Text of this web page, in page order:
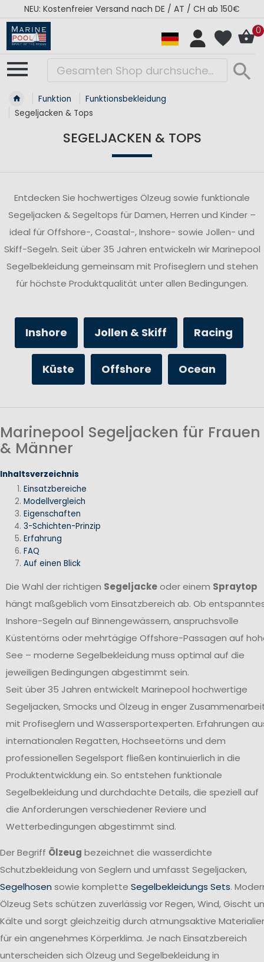
RÉGATES ROYALES Kollektion - Super Sale
0
Funktion
Funktionsbekleidung
Segeljacken & Tops
SEGELJACKEN & TOPS
Entdecken Sie hochwertiges Ölzeug sowie funktionale
Segeljacken & Segeltops für Damen, Herren und Kinder –
ideal für Offshore-, Coastal-, Inshore- sowie Jollen- und
Skiff-Segeln. Seit über 35 Jahren entwickeln wir Marinepool
Segelbekleidung gemeinsam mit Profiseglern und stehen
für höchste Produktqualität unter allen Bedingungen.
Inshore Jollen & Skiff Racing
Küste Offshore Ocean
Marinepool Segeljacken für Frauen
& Männer
Inhaltsverzeichnis
Einsatzbereiche
Modellvergleich
Eigenschaften
3-Schichten-Prinzip
Erfahrung
FAQ
Auf einen Blick
Die Wahl der richtigen Segeljackeoder einem Spraytop
hängt maßgeblich vom Einsatzbereich ab. Ob
Inshore-Segeln auf Binnengewässern, anspruchsvolle
Küstentörns oder mehrtägige Offshore-Passagen auf
See – moderne Segelbekleidung muss optimal auf die
jeweiligen Bedingungen abgestimmt sein.
Seit über 35 Jahren entwickelt Marinepool hochwertige
Segeljacken, Smocks und Ölzeug in enger
mit Profiseglern und Wassersportexperten. Erfahrungen
internationalen Regatten, Hochseetörns und dem
professionellen Segelsport fließen kontinuierlich in die
Produktentwicklung ein. So entstehen funktionale
Segelbekleidung und durchdachte Details, die speziell auf
die Anforderungen verschiedener Reviere und
Wetterbedingungen abgestimmt sind.
Der Begriff Ölzeug bezeichnet die wasserdichte
Schutzbekleidung von Seglern und umfasst Segeljacken,
Segelhosen sowie komplette Segelbekleidungs Sets.
Ölzeug Sets schützen zuverlässig vor Regen, Wind, Gischt
Kälte und sorgt gleichzeitig durch atmungsaktive
für ein angenehmes Körperklima. Je nach Einsatzbereich
unterscheiden sich Ölzeug und Segelbekleidung in